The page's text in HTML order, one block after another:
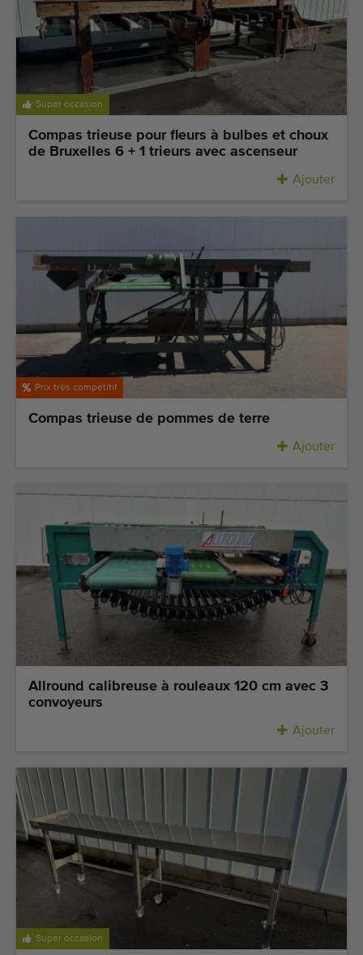
Super occasion
Compas trieuse pour fleurs à bulbes et choux
de Bruxelles 6 + 1 trieurs avec ascenseur
Ajouter
Prix très compétitif
Compas trieuse de pommes de terre
Ajouter
Allround calibreuse à rouleaux 120 cm avec 3
convoyeurs
Ajouter
Super occasion